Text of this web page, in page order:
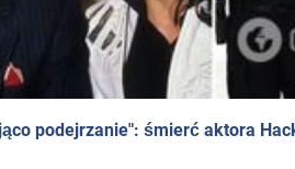
podejrzanie": śmierć aktora